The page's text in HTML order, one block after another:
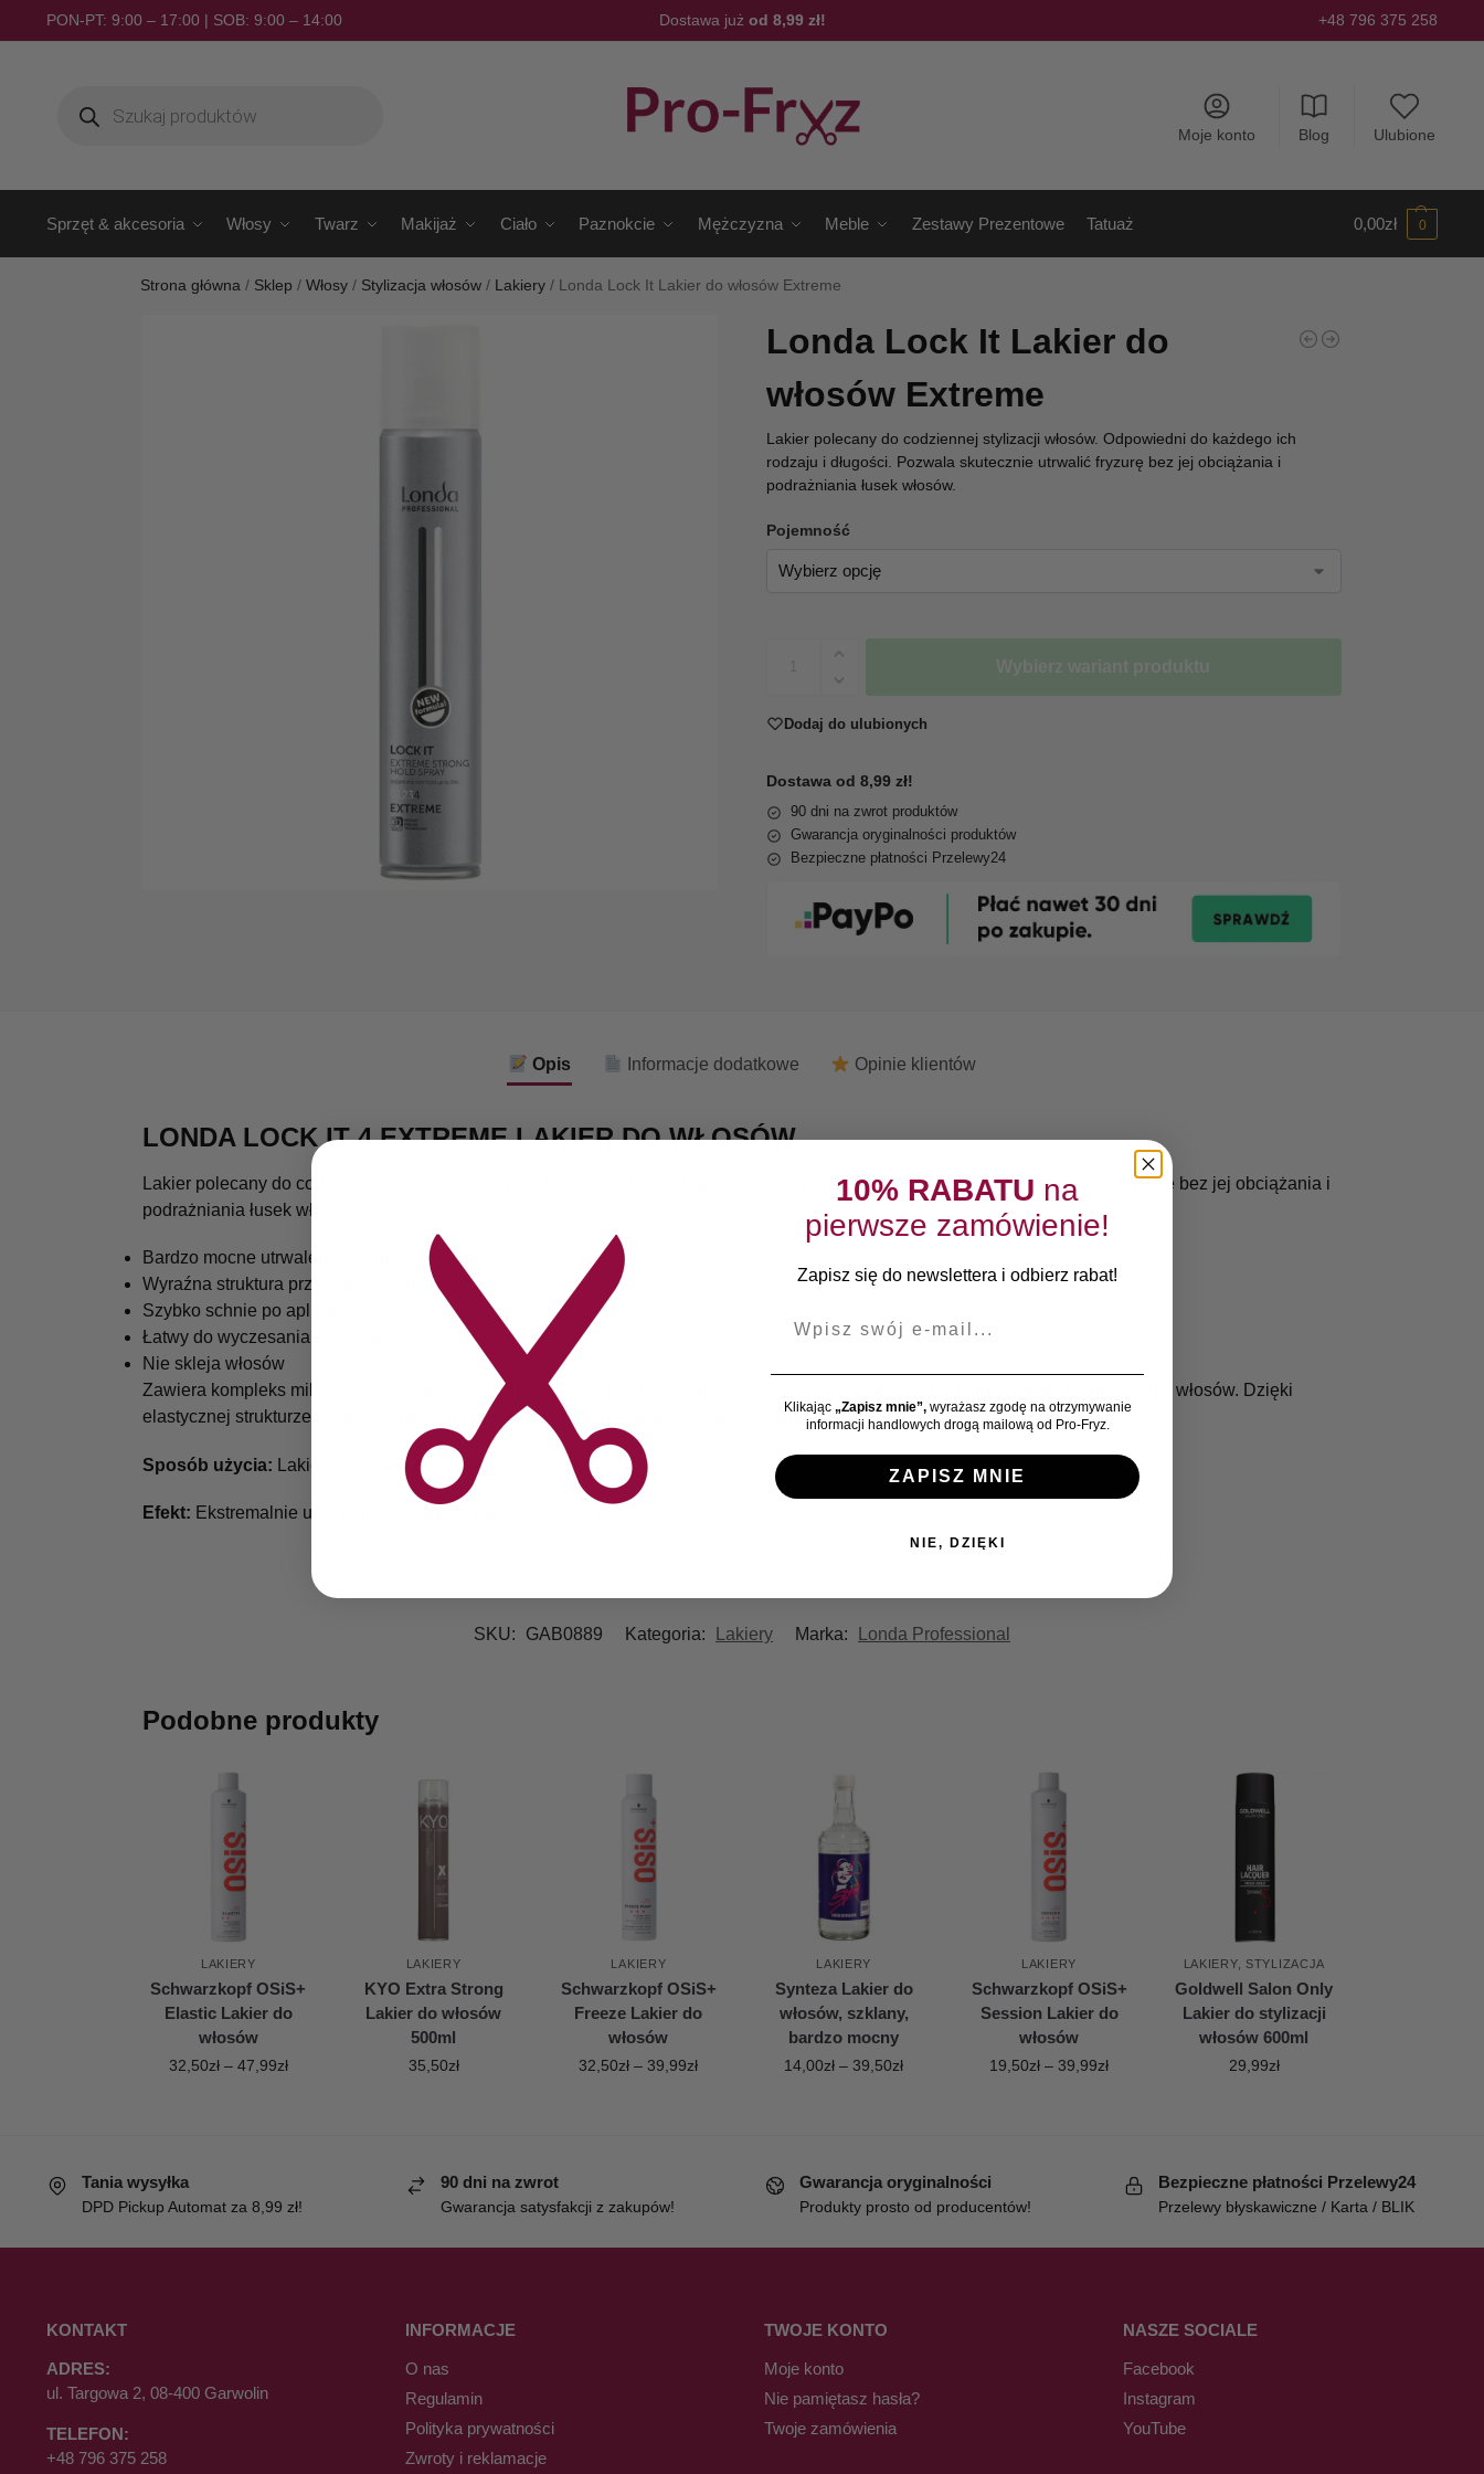
PON-PT: 9:00 – 17:00 | SOB: 9:00 – 14:00 Dostawa już od 8,99 zł! +48 796 375 258
Moje konto Blog Ulubione
Sprzęt & akcesoria Włosy Twarz Makijaż Ciało Paznokcie Mężczyzna Meble Zestawy Prezentowe Tatuaż 0,00zł 0
Strona główna / Sklep /Włosy / Stylizacja włosów / Lakiery / Londa Lock It Lakier do włosów Extreme
Londa Lock It Lakier do
włosów Extreme
Lakier polecany do codziennej stylizacji włosów. Odpowiedni do każdego ich
rodzaju i długości. Pozwala skutecznie utrwalić fryzurę bez jej obciążania i
podrażniania łusek włosów.
Pojemność
Wybierz wariant produktu
Dodaj do ulubionych
Dostawa od 8,99 zł!
90 dni na zwrot produktów
Gwarancja oryginalności produktów
Bezpieczne płatności Przelewy24
Opis Informacje dodatkowe Opinie klientów
LONDA LOCK IT 4 EXTREME LAKIER DO WŁOSÓW
Lakier polecany do codziennej stylizacji włosów. Odpowiedni do każdego ich rodzaju i długości. Pozwala skutecznie utrwalić fryzurę bez jej obciążania i
podrażniania łusek włosów.
Bardzo mocne utrwalenie fryzury
Wyraźna struktura przez cały dzień
Szybko schnie po aplikacji
Łatwy do wyczesania z włosów
Nie skleja włosów
Zawiera kompleks mikropolimerów 3D-Sculpt, które dzięki dużemu rozdrobnieniu włókien pozwalają na bardzo trwałe podtrzymanie włosów. Dzięki
elastycznej strukturze pozwalają także na późniejsze remodelowanie fryzury w ciągu dnia.
Sposób użycia: Lakier aplikować na suche włosy. Zachować odległość 20-30 cm.
Efekt: Ekstremalnie utrwalone, kształtne i zabezpieczone włosy.
SKU: GAB0889 Kategoria: Lakiery Marka: Londa Professional
Podobne produkty
LAKIERY
Schwarzkopf OSiS+
Elastic Lakier do
włosów
32,50zł – 47,99zł
LAKIERY
KYO Extra Strong
Lakier do włosów
500ml
35,50zł
LAKIERY
Schwarzkopf OSiS+
Freeze Lakier do
włosów
32,50zł – 39,99zł
LAKIERY
Synteza Lakier do
włosów, szklany,
bardzo mocny
14,00zł – 39,50zł
LAKIERY
Schwarzkopf OSiS+
Session Lakier do
włosów
19,50zł – 39,99zł
LAKIERY, STYLIZACJA
Goldwell Salon Only
Lakier do stylizacji
włosów 600ml
29,99zł
Tania wysyłka
DPD Pickup Automat za 8,99 zł!
90 dni na zwrot
Gwarancja satysfakcji z zakupów!
Gwarancja oryginalności
Produkty prosto od producentów!
Bezpieczne płatności Przelewy24
Przelewy błyskawiczne / Karta / BLIK
KONTAKT
ADRES:
ul. Targowa 2, 08-400 Garwolin
TELEFON:
+48 796 375 258
INFORMACJE
O nas
Regulamin
Polityka prywatności
Zwroty i reklamacje
TWOJE KONTO
Moje konto
Nie pamiętasz hasła?
Twoje zamówienia
NASZE SOCIALE
Facebook
Instagram
YouTube
10% RABATU na
pierwsze zamówienie!
Zapisz się do newslettera i odbierz rabat!
Klikając „Zapisz mnie”,wyrażasz zgodę na otrzymywanie
informacji handlowych drogą mailową od Pro-Fryz.
ZAPISZ MNIE
NIE, DZIĘKI